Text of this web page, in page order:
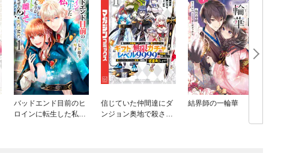
バッドエンド目前のヒ
ロインに転生した私、
信じていた仲間達にダ
ンジョン奥地で殺され
結界師の一輪華